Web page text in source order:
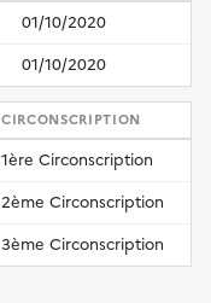
01/10/2020
01/10/2020
CIRCONSCRIPTION
1ère Circonscription
2ème Circonscription
3ème Circonscription